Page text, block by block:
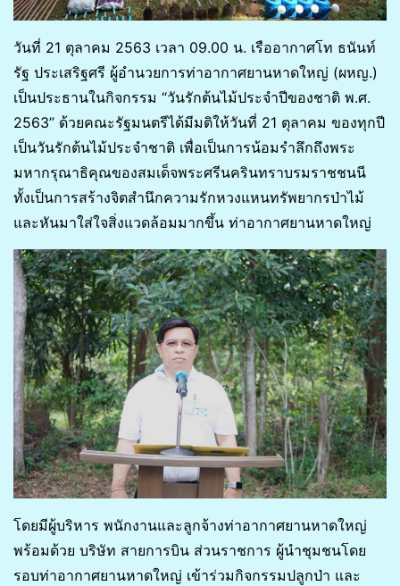
วันที่ 21 ตุลาคม 2563 เวลา 09.00 น. เรืออากาศโท ธนันท์
รัฐ ประเสริฐศรี ผู้อำนวยการท่าอากาศยานหาดใหญ่ (ผหญ.)
เป็นประธานในกิจกรรม “วันรักต้นไม้ประจำปีของชาติ พ.ศ.
2563” ด้วยคณะรัฐมนตรีได้มีมติให้วันที่ 21 ตุลาคม ของทุกปี
เป็นวันรักต้นไม้ประจำชาติ เพื่อเป็นการน้อมรำลึกถึงพระ
มหากรุณาธิคุณของสมเด็จพระศรีนครินทราบรมราชชนนี
ทั้งเป็นการสร้างจิตสำนึกความรักหวงแหนทรัพยากรป่าไม้
และหันมาใส่ใจสิ่งแวดล้อมมากขึ้น ท่าอากาศยานหาดใหญ่
โดยมีผู้บริหาร พนักงานและลูกจ้างท่าอากาศยานหาดใหญ่
พร้อมด้วย บริษัท สายการบิน ส่วนราชการ ผู้นำชุมชนโดย
รอบท่าอากาศยานหาดใหญ่ เข้าร่วมกิจกรรมปลูกป่า และ